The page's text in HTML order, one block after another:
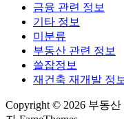
금융 관련 정보
기타 정보
미분류
부동산 관련 정보
쓸잡정보
재건축 재개발 정보
Copyright © 2026 부동